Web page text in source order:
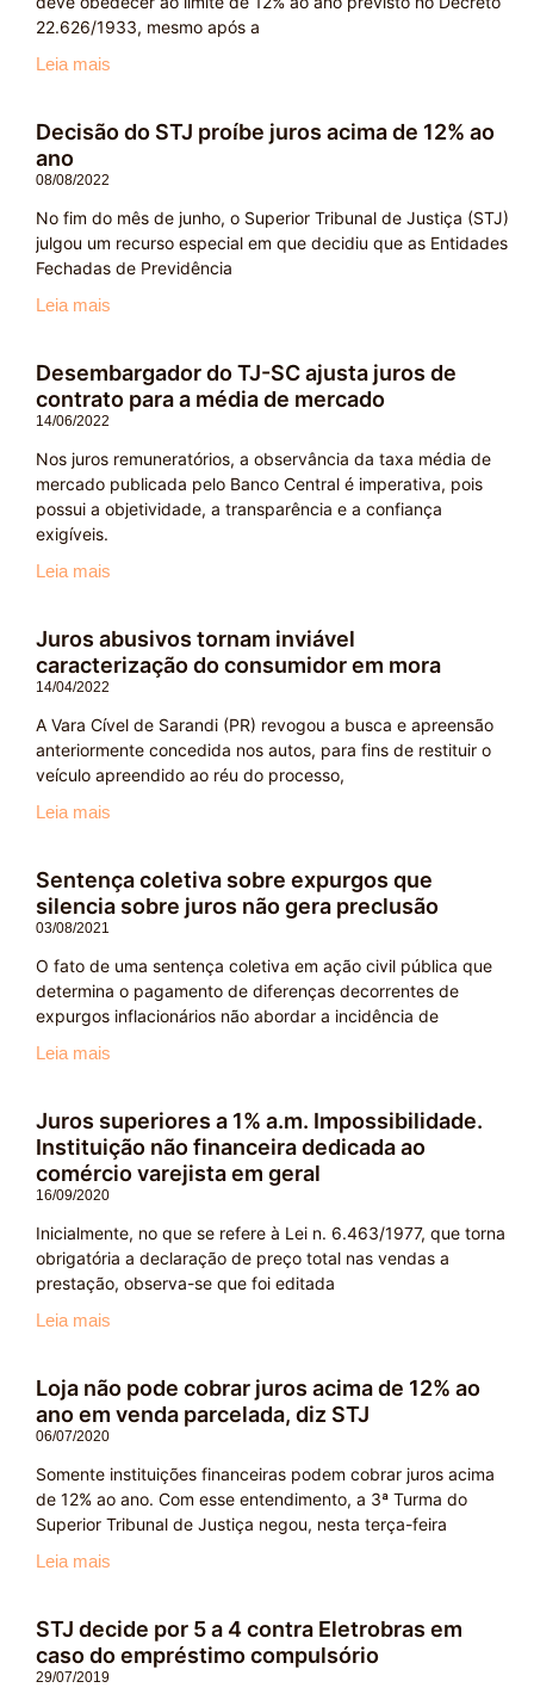
22.626/1933, mesmo após a
Leia mais
Decisão do STJ proíbe juros acima de 12% ao
ano
08/08/2022
No fim do mês de junho, o Superior Tribunal de Justiça (STJ)
julgou um recurso especial em que decidiu que as Entidades
Fechadas de Previdência
Leia mais
Desembargador do TJ-SC ajusta juros de
contrato para a média de mercado
14/06/2022
Nos juros remuneratórios, a observância da taxa média de
mercado publicada pelo Banco Central é imperativa, pois
possui a objetividade, a transparência e a confiança
exigíveis.
Leia mais
Juros abusivos tornam inviável
caracterização do consumidor em mora
14/04/2022
A Vara Cível de Sarandi (PR) revogou a busca e apreensão
anteriormente concedida nos autos, para fins de restituir o
veículo apreendido ao réu do processo,
Leia mais
Sentença coletiva sobre expurgos que
silencia sobre juros não gera preclusão
03/08/2021
O fato de uma sentença coletiva em ação civil pública que
determina o pagamento de diferenças decorrentes de
expurgos inflacionários não abordar a incidência de
Leia mais
Juros superiores a 1% a.m. Impossibilidade.
Instituição não financeira dedicada ao
comércio varejista em geral
16/09/2020
Inicialmente, no que se refere à Lei n. 6.463/1977, que torna
obrigatória a declaração de preço total nas vendas a
prestação, observa-se que foi editada
Leia mais
Loja não pode cobrar juros acima de 12% ao
ano em venda parcelada, diz STJ
06/07/2020
Somente instituições financeiras podem cobrar juros acima
de 12% ao ano. Com esse entendimento, a 3ª Turma do
Superior Tribunal de Justiça negou, nesta terça-feira
Leia mais
STJ decide por 5 a 4 contra Eletrobras em
caso do empréstimo compulsório
29/07/2019